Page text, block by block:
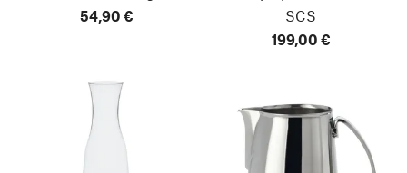
54,90 €
SCS
199,00 €